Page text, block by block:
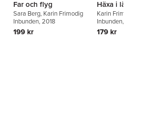
Far och flyg
Sara Berg, Karin Frimodig
Inbunden, 2018
199 kr
Häxa i läxa
Karin Frimodig
Inbunden, 2018
179 kr